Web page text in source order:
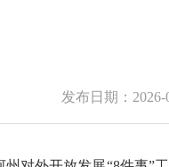
发布日期：2026-